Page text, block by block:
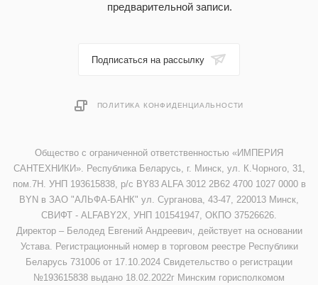
предварительной записи.
Подписаться на рассылку
ПОЛИТИКА КОНФИДЕНЦИАЛЬНОСТИ
Общество с ограниченной ответственностью «ИМПЕРИЯ
САНТЕХНИКИ». Республика Беларусь, г. Минск, ул. К.Чорного, 31,
пом.7Н. УНП 193615838, р/с BY83 ALFA 3012 2B62 4700 1027 0000 в
BYN в ЗАО "АЛЬФА-БАНК" ул. Сурганова, 43-47, 220013 Минск,
СВИФТ - ALFABY2X, УНП 101541947, ОКПО 37526626.
Директор – Белодед Евгений Андреевич, действует на основании
Устава. Регистрационный номер в торговом реестре Республики
Беларусь 731006 от 17.10.2024 Свидетельство о регистрации
№193615838 выдано 18.02.2022г Минским горисполкомом